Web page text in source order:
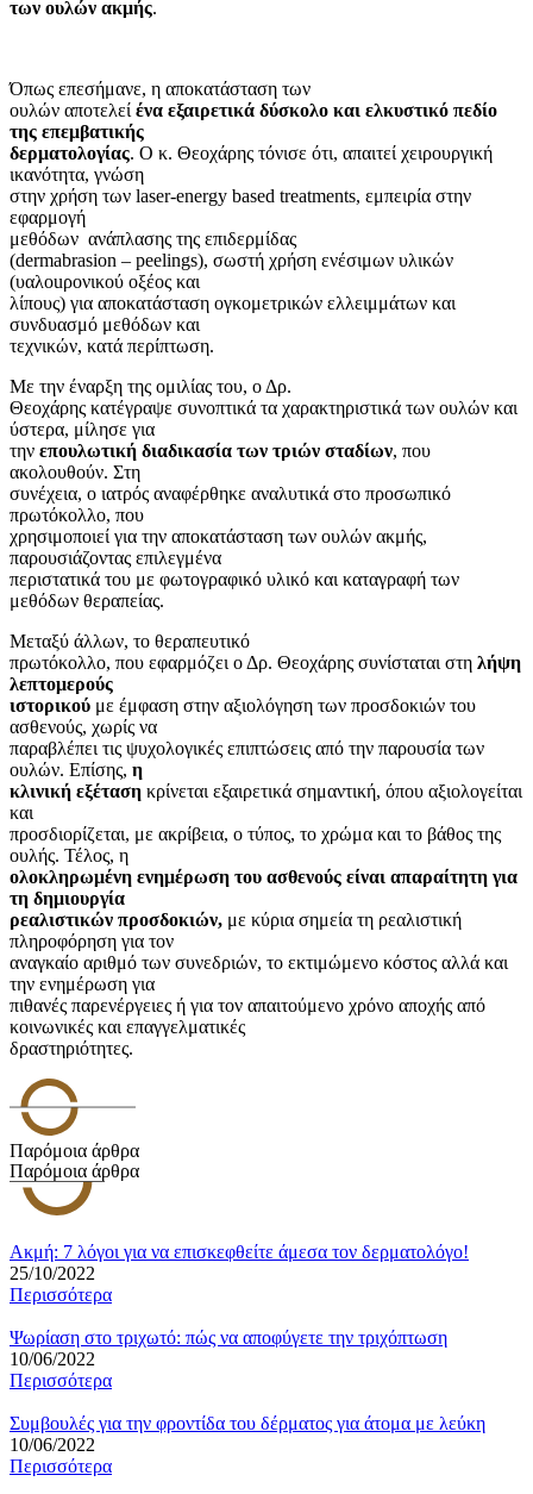
των ουλών ακμής.
Όπως επεσήμανε, η αποκατάσταση των
ουλών αποτελεί ένα εξαιρετικά δύσκολο και ελκυστικό πεδίο
της επεμβατικής
δερματολογίας. Ο κ. Θεοχάρης τόνισε ότι, απαιτεί χειρουργική
ικανότητα, γνώση
στην χρήση των laser-energy based treatments, εμπειρία στην
εφαρμογή
μεθόδων ανάπλασης της επιδερμίδας
(dermabrasion – peelings), σωστή χρήση ενέσιμων υλικών
(υαλοuρονικού οξέος και
λίπους) για αποκατάσταση ογκομετρικών ελλειμμάτων και
συνδυασμό μεθόδων και
τεχνικών, κατά περίπτωση.
Με την έναρξη της ομιλίας του, ο Δρ.
Θεοχάρης κατέγραψε συνοπτικά τα χαρακτηριστικά των ουλών και
ύστερα, μίλησε για
την επουλωτική διαδικασία των τριών σταδίων, που
ακολουθούν. Στη
συνέχεια, ο ιατρός αναφέρθηκε αναλυτικά στο προσωπικό
πρωτόκολλο, που
χρησιμοποιεί για την αποκατάσταση των ουλών ακμής,
παρουσιάζοντας επιλεγμένα
περιστατικά του με φωτογραφικό υλικό και καταγραφή των
μεθόδων θεραπείας.
Μεταξύ άλλων, το θεραπευτικό
πρωτόκολλο, που εφαρμόζει ο Δρ. Θεοχάρης συνίσταται στη λήψη
λεπτομερούς
ιστορικού με έμφαση στην αξιολόγηση των προσδοκιών του
ασθενούς, χωρίς να
παραβλέπει τις ψυχολογικές επιπτώσεις από την παρουσία των
ουλών. Επίσης, η
κλινική εξέταση κρίνεται εξαιρετικά σημαντική, όπου αξιολογείται
και
προσδιορίζεται, με ακρίβεια, ο τύπος, το χρώμα και το βάθος της
ουλής. Τέλος, η
ολοκληρωμένη ενημέρωση του ασθενούς είναι απαραίτητη για
τη δημιουργία
ρεαλιστικών προσδοκιών, με κύρια σημεία τη ρεαλιστική
πληροφόρηση για τον
αναγκαίο αριθμό των συνεδριών, το εκτιμώμενο κόστος αλλά και
την ενημέρωση για
πιθανές παρενέργειες ή για τον απαιτούμενο χρόνο αποχής από
κοινωνικές και επαγγελματικές
δραστηριότητες.
Παρόμοια άρθρα
Παρόμοια άρθρα
Ακμή: 7 λόγοι για να επισκεφθείτε άμεσα τον δερματολόγο!
25/10/2022
Περισσότερα
Ψωρίαση στο τριχωτό: πώς να αποφύγετε την τριχόπτωση
10/06/2022
Περισσότερα
Συμβουλές για την φροντίδα του δέρματος για άτομα με λεύκη
10/06/2022
Περισσότερα